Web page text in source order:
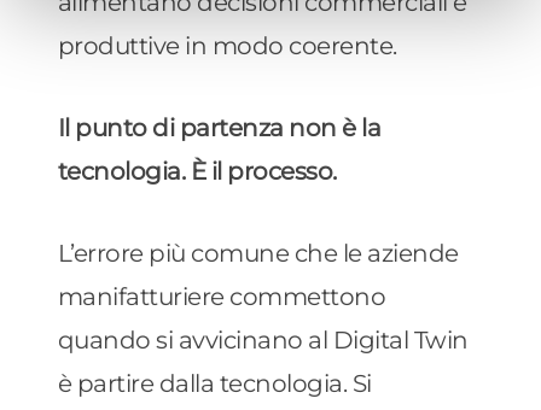
produttive in modo coerente.
Il punto di partenza non è la
tecnologia. È il processo.
L’errore più comune che le aziende
manifatturiere commettono
quando si avvicinano al Digital Twin
è partire dalla tecnologia. Si